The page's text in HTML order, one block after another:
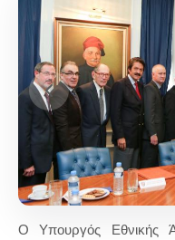
Ο Υπουργός Εθνικής